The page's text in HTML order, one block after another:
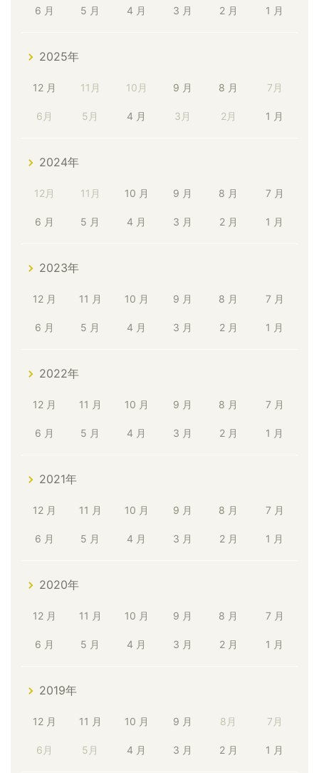
6 月 5 月 4 月 3 月 2 月 1 月
2025年
12 月 11月 10月 9 月 8 月 7月
6月 5月 4 月 3月 2月 1 月
2024年
12月 11月 10 月 9 月 8 月 7 月
6 月 5 月 4 月 3 月 2 月 1 月
2023年
12 月 11 月 10 月 9 月 8 月 7 月
6 月 5 月 4 月 3 月 2 月 1 月
2022年
12 月 11 月 10 月 9 月 8 月 7 月
6 月 5 月 4 月 3 月 2 月 1 月
2021年
12 月 11 月 10 月 9 月 8 月 7 月
6 月 5 月 4 月 3 月 2 月 1 月
2020年
12 月 11 月 10 月 9 月 8 月 7 月
6 月 5 月 4 月 3 月 2 月 1 月
2019年
12 月 11 月 10 月 9 月 8月 7月
6月 5月 4 月 3 月 2 月 1 月